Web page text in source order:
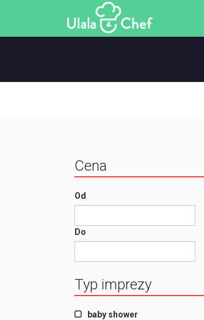
Cena
Od
Do
Typ imprezy
baby shower